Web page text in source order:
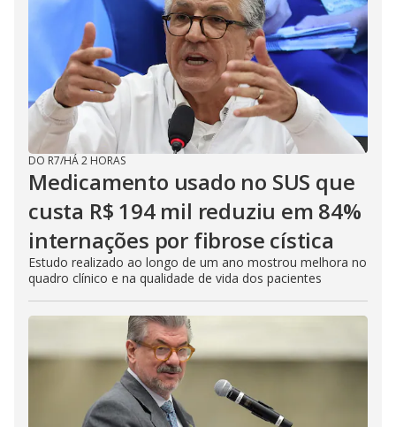
DO R7/HÁ 2 HORAS
Medicamento usado no SUS que
custa R$ 194 mil reduziu em 84%
internações por fibrose cística
Estudo realizado ao longo de um ano mostrou melhora no
quadro clínico e na qualidade de vida dos pacientes